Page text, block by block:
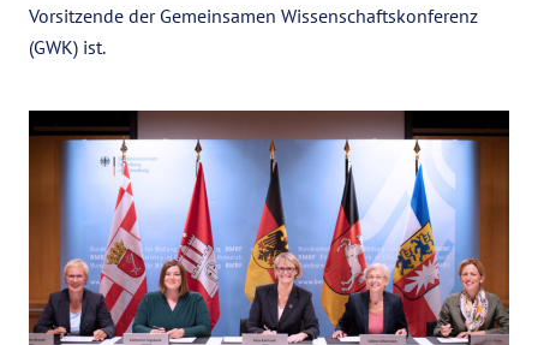
Vorsitzende der Gemeinsamen Wissenschaftskonferenz
(GWK) ist.